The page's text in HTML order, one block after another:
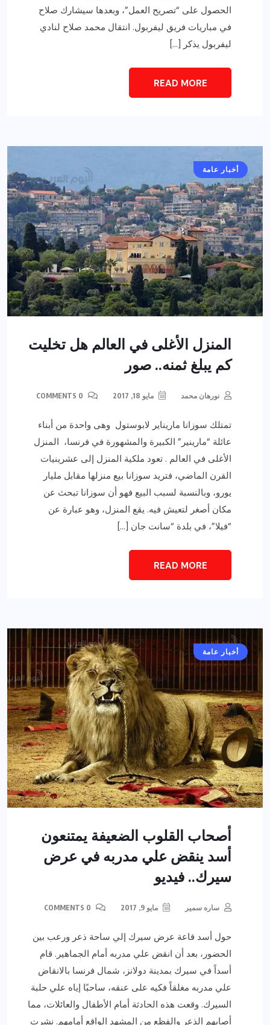
الحصول على “تصريح العمل”، وبعدها سيشارك صلاح
في مباريات فريق ليفربول. انتقال محمد صلاح لنادي
ليفربول يذكر […]
READ MORE
أخبار عامة
المنزل الأغلى في العالم هل تخليت
كم يبلغ ثمنه.. صور
نورهان محمد مايو 18, 2017
تمتلك سوزانا ماريناير لابوستول وهى واحدة من أبناء
عائلة “مارينير” الكبيرة والمشهورة في فرنسا، المنزل
الأغلى في العالم . تعود ملكية المنزل إلى عشرينيات
القرن الماضي، فتريد سوزانا بيع منزلها مقابل مليار
يورو، وبالنسبة لسبب البيع فهو أن سوزانا تبحث عن
مكان أصغر لتعيش فيه. يقع المنزل، وهو عبارة عن
“فيلا”، في بلدة “سانت جان […]
READ MORE
أخبار عامة
أصحاب القلوب الضعيفة يمتنعون
أسد ينقض علي مدربه في عرض
سيرك.. فيديو
ساره سمير مايو 9, 2017
حول أسد قاعة عرض سيرك إلي ساحة ذعر ورعب بين
الحضور، بعد أن انقض علي مدربه أمام الجماهير. قام
أسداً في سيرك بمدينة دولانز، شمال فرنسا بالانقاض
علي مدربه مغلقاً فكيه على عنقه، ساحبًا إياه علي حلبة
السيرك. وقعت هذه الحادثة أمام الأطفال والعائلات، مما
أصابهم الذعر والفظع من المشهد الواقع أمامهم. نشرت